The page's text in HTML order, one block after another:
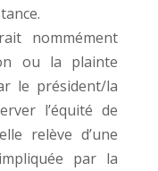
nommément
ou la plainte
le président/la
l’équité de
relève d’une
par la